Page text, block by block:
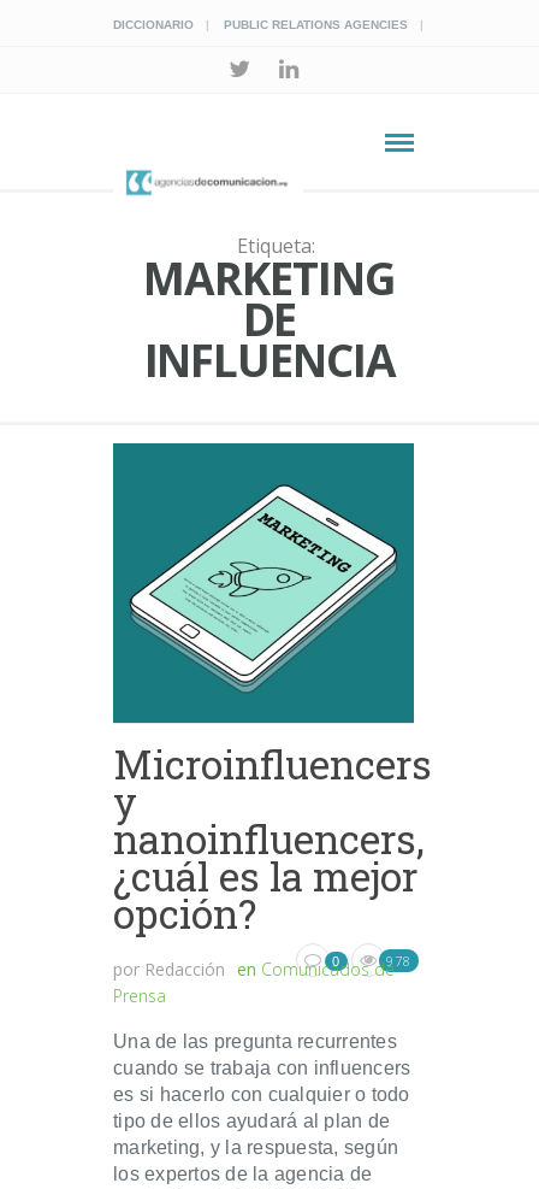
DICCIONARIO PUBLIC RELATIONS AGENCIES
Etiqueta:
MARKETING
DE
INFLUENCIA
Microinfluencers
y
nanoinfluencers,
¿cuál es la mejor
opción?
por Redacción en Comunicados de
Prensa
0 978
Una de las pregunta recurrentes
cuando se trabaja con influencers
es si hacerlo con cualquier o todo
tipo de ellos ayudará al plan de
marketing, y la respuesta, según
los expertos de la agencia de